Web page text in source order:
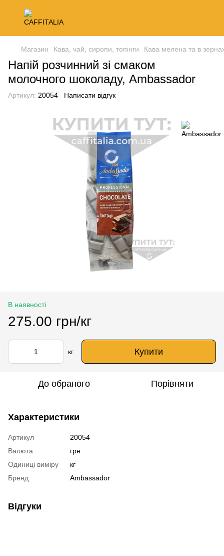
Магазин Кава, чай, сиропи, топінги Кава мелена та в
Напій розчинний зі смаком
молочного шоколаду, Ambassador
Артикул: 20054 Написати відгук
В наявності
275.00 грн/кг
кг Купити
До обраного Порівняти
Характеристики
Артикул
20054
Валюта
грн
Одиниці виміру
кг
Бренд
Ambassador
Відгуки